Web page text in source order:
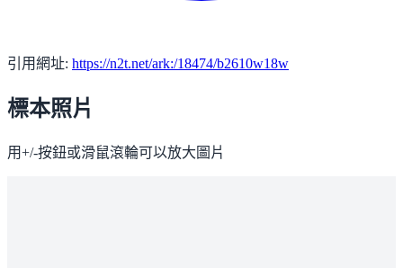
引用網址: https://n2t.net/ark:/18474/b2610w18w
標本照片
用+/-按鈕或滑鼠滾輪可以放大圖片